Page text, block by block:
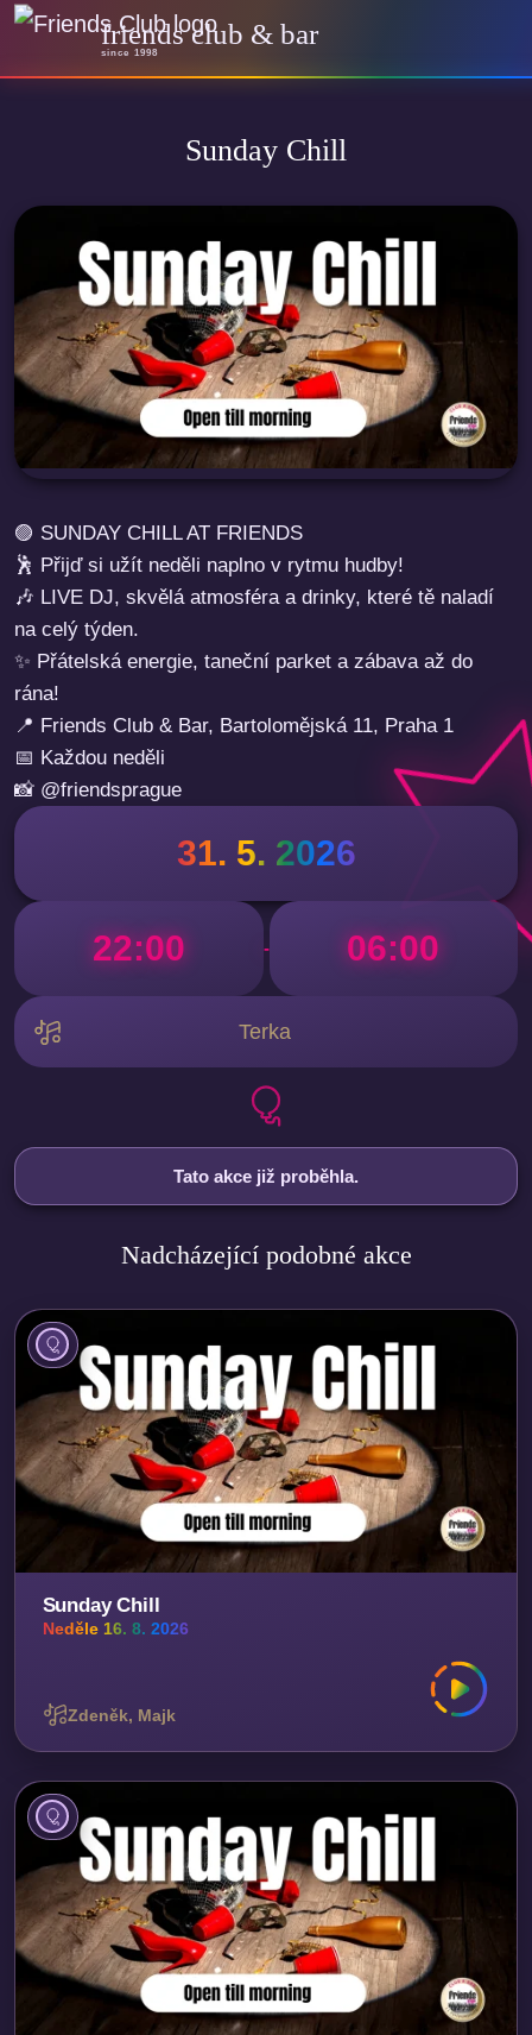
friends club & bar
since 1998
Sunday Chill
🟣 SUNDAY CHILL AT FRIENDS
🕺 Přijď si užít neděli naplno v rytmu hudby!
🎶 LIVE DJ, skvělá atmosféra a drinky, které tě naladí
na celý týden.
✨ Přátelská energie, taneční parket a zábava až do
rána!
📍 Friends Club & Bar, Bartolomějská 11, Praha 1
📅 Každou neděli
📸 @friendsprague
31. 5. 2026
22:00 - 06:00
Terka
Tato akce již proběhla.
Nadcházející podobné akce
Sunday Chill
Neděle 16. 8. 2026
Zdeněk, Majk